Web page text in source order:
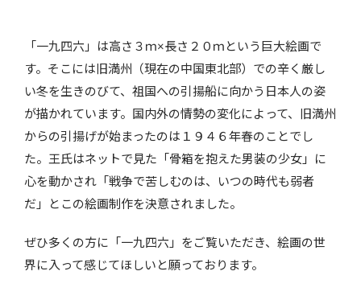
「一九四六」は高さ３ｍ×長さ２０ｍという巨大絵画で
す。そこには旧満州（現在の中国東北部）での辛く厳し
い冬を生きのびて、祖国への引揚船に向かう日本人の姿
が描かれています。国内外の情勢の変化によって、旧満州
からの引揚げが始まったのは１９４６年春のことでし
た。王氏はネットで見た「骨箱を抱えた男装の少女」に
心を動かされ「戦争で苦しむのは、いつの時代も弱者
だ」とこの絵画制作を決意されました。
ぜひ多くの方に「一九四六」をご覧いただき、絵画の世
界に入って感じてほしいと願っております。